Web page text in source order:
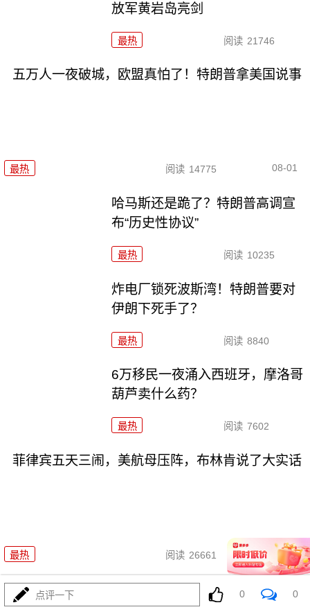
放军黄岩岛亮剑
最热 阅读 21746
五万人一夜破城，欧盟真怕了！特朗普拿美国说事
最热 阅读 14775 08-01
哈马斯还是跪了？特朗普高调宣
布“历史性协议”
最热 阅读 10235
炸电厂锁死波斯湾！特朗普要对
伊朗下死手了？
最热 阅读 8840
6万移民一夜涌入西班牙，摩洛哥
葫芦卖什么药？
最热 阅读 7602
菲律宾五天三闹，美航母压阵，布林肯说了大实话
最热 阅读 26661 07-31
歼-36五架原型机轮番上天，美F-
47还在PPT画鸭翼
点评一下 0 0